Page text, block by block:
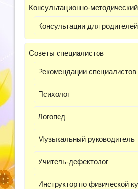
Консультационно-
Консультации для
Советы специалистов
Рекомендации специалистов
Психолог
Логопед
Музыкальный руководитель
Учитель-дефектолог
Инструктор по физической